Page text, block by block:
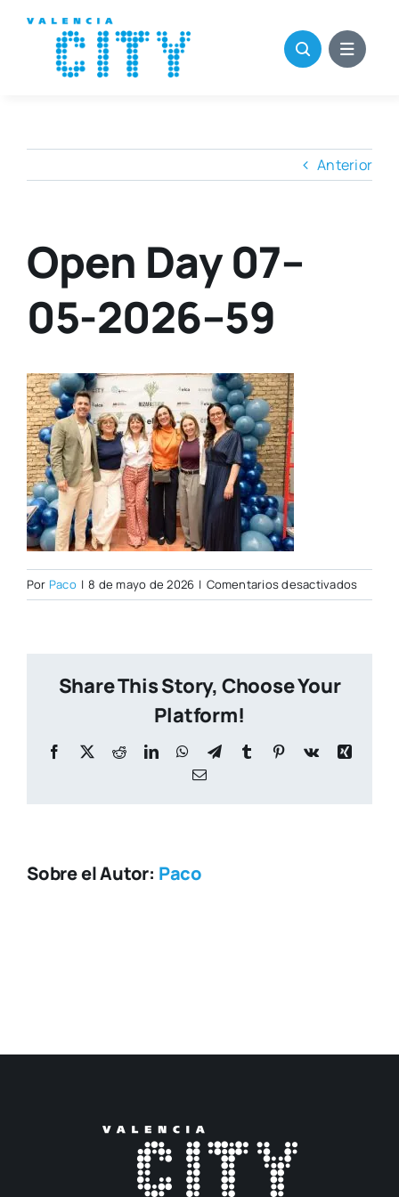
contenido
Anterior
Open Day 07–
05-2026–59
Por Paco | 8 de mayo de 2026 | Comentarios desactivadosen
Open
Share This Story, Choose Your
Platform!
Facebook
X RedditLinkedInWhatsApp
TelegramTumblr Pinterest
Vk
Xing
Correo
Sobre el Autor: Paco